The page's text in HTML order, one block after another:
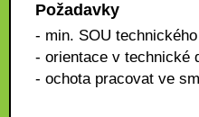
Požadavky
- min. SOU
- orientace v technické
- ochota pracovat ve